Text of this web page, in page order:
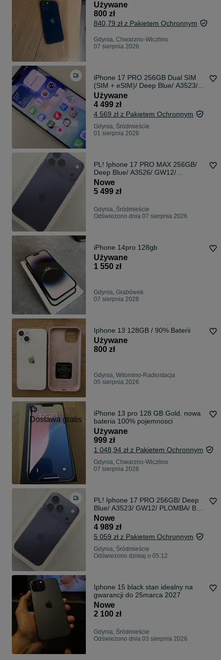
Używane
800 zł
840,79 zł z Pakietem Ochronnym
Gdynia, Chwarzno-Wiczlino
07 sierpnia 2026
iPhone 17 PRO 256GB Dual SIM
(SIM + eSIM)/ Deep Blue/ A3523/
BAT 100%/ Grade A/ + ładowarka/
10.01.26/ 100% SPŁACONY
Używane
4 499 zł
4 569 zł z Pakietem Ochronnym
Gdynia, Śródmieście
01 sierpnia 2026
PL! Iphone 17 PRO MAX 256GB/
Deep Blue/ A3526/ GW12/
PLOMBA/ bez rat/ 100% oryginał
Nowe
5 499 zł
Gdynia, Śródmieście
Odświeżono dnia 07 sierpnia 2026
iPhone 14pro 128gb
Używane
1 550 zł
Gdynia, Grabówek
07 sierpnia 2026
Iphone 13 128GB / 90% Baterii
Używane
800 zł
Gdynia, Witomino-Radiostacja
05 sierpnia 2026
Dostawa gratis
iPhone 13 pro 128 GB Gold, nowa
bateria 100% pojemnosci
Używane
999 zł
1 048,94 zł z Pakietem Ochronnym
Gdynia, Chwarzno-Wiczlino
07 sierpnia 2026
PL! Iphone 17 PRO 256GB/ Deep
Blue/ A3523/ GW12/ PLOMBA/ BEZ
RAT/ 100% ORYGINAŁ/ mamy 3
sztuki
Nowe
4 989 zł
5 059 zł z Pakietem Ochronnym
Gdynia, Śródmieście
Odświeżono dzisiaj o 05:12
Iphone 15 black stan idealny na
gwarancji do 25marca 2027
Nowe
2 100 zł
Gdynia, Śródmieście
Odświeżono dnia 03 sierpnia 2026